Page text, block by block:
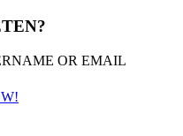
OR EMAIL